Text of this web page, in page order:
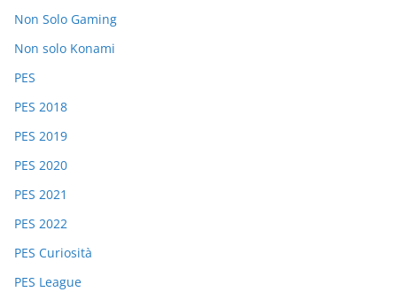
Non Solo Gaming
Non solo Konami
PES
PES 2018
PES 2019
PES 2020
PES 2021
PES 2022
PES Curiosità
PES League